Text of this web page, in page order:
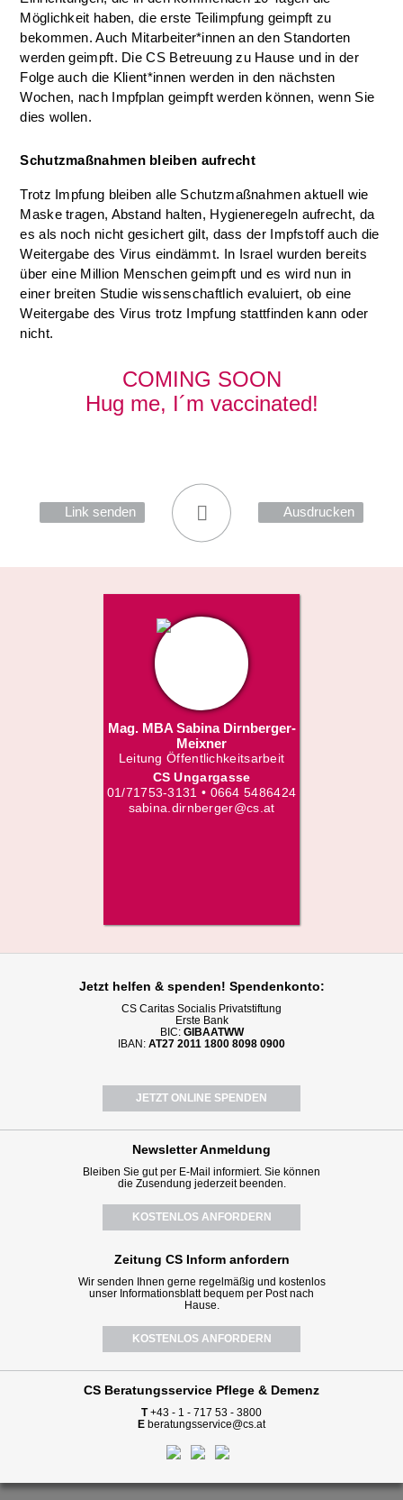
Möglichkeit haben, die erste Teilimpfung geimpft zu
bekommen. Auch Mitarbeiter*innen an den Standorten
werden geimpft. Die CS Betreuung zu Hause und in der
Folge auch die Klient*innen werden in den nächsten
Wochen, nach Impfplan geimpft werden können, wenn Sie
dies wollen.
Schutzmaßnahmen bleiben aufrecht
Trotz Impfung bleiben alle Schutzmaßnahmen aktuell wie
Maske tragen, Abstand halten, Hygieneregeln aufrecht, da
es als noch nicht gesichert gilt, dass der Impfstoff auch die
Weitergabe des Virus eindämmt. In Israel wurden bereits
über eine Million Menschen geimpft und es wird nun in
einer breiten Studie wissenschaftlich evaluiert, ob eine
Weitergabe des Virus trotz Impfung stattfinden kann oder
nicht.
COMING SOON
Hug me, I´m vaccinated!
Link senden Ausdrucken
Mag. MBA Sabina Dirnberger-
Meixner
Leitung Öffentlichkeitsarbeit
CS Ungargasse
01/71753-3131 • 0664 5486424
sabina.dirnberger@cs.at
Jetzt helfen & spenden! Spendenkonto:
CS Caritas Socialis Privatstiftung
Erste Bank
BIC: GIBAATWW
IBAN: AT27 2011 1800 8098 0900
JETZT ONLINE SPENDEN
NewsletterAnmeldung
Bleiben Sie gut per E-Mail informiert. Sie können
die Zusendung jederzeit beenden.
KOSTENLOS ANFORDERN
Zeitung CS Inform anfordern
Wir senden Ihnen gerne regelmäßig und kostenlos
unser Informationsblatt bequem per Post nach
Hause.
KOSTENLOS ANFORDERN
CS Beratungsservice Pflege & Demenz
T+43 - 1 - 717 53 - 3800
E beratungsservice@cs.at